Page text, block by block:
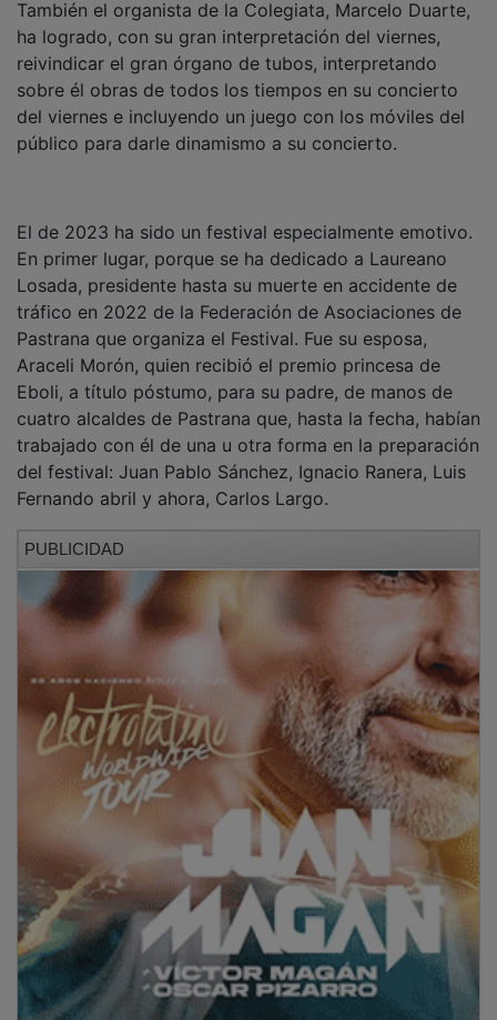
ha logrado, con su gran interpretación del viernes,
reivindicar el gran órgano de tubos, interpretando
sobre él obras de todos los tiempos en su concierto
del viernes e incluyendo un juego con los móviles del
público para darle dinamismo a su concierto.
En primer lugar, porque se ha dedicado a Laureano
Losada, presidente hasta su muerte en accidente de
tráfico en 2022 de la Federación de Asociaciones de
Pastrana que organiza el Festival. Fue su esposa,
Araceli Morón, quien recibió el premio princesa de
Eboli, a título póstumo, para su padre, de manos de
cuatro alcaldes de Pastrana que, hasta la fecha, habían
trabajado con él de una u otra forma en la preparación
del festival: Juan Pablo Sánchez, Ignacio Ranera, Luis
Fernando abril y ahora, Carlos Largo.